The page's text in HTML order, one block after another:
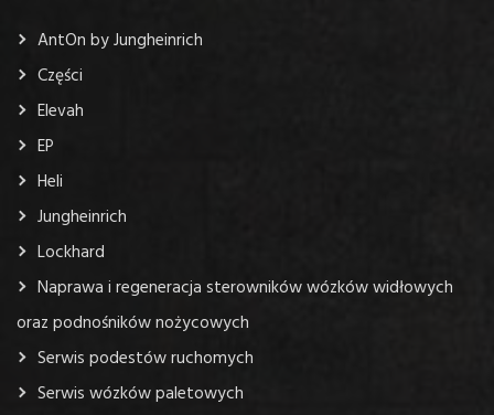
AntOn by Jungheinrich
Części
Elevah
EP
Heli
Jungheinrich
Lockhard
Naprawa i regeneracja sterowników wózków widłowych
oraz podnośników nożycowych
Serwis podestów ruchomych
Serwis wózków paletowych